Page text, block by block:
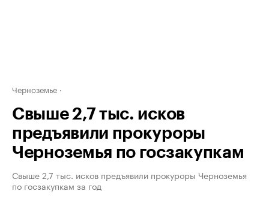
Черноземье
Свыше 2,7 тыс. исков
предъявили прокуроры
Черноземья по госзакупкам
Свыше 2,7 тыс. исков предъявили прокуроры Черноземья
по госзакупкам за год